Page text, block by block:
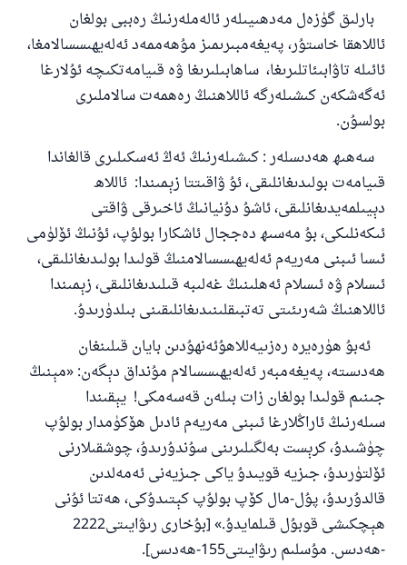
بارلىق گۈزەل مەدھىيىلەر ئالەملەرنىڭ رەببى بولغان
ئاللاھقا خاستۇر، پەيغەمبىرىمىز مۇھەممەد ئەلەيھىسسالامغا،
ئائىلە تاۋابىئاتلىرىغا، ساھابىلىرىغا ۋە قىيامەتكىچە ئۇلارغا
ئەگەشكەن كىشىلەرگە ئاللاھنىڭ رەھمەت سالاملىرى
بولسۇن.
سەھىھ ھەدىسلەر:كىشىلەرنىڭ ئەڭ ئەسكىلىرى قالغاندا
قىيامەت بولىدىغانلىقى، ئۇ ۋاقىتتا زېمىندا: ئاللاھ
دېيىلمەيدىغانلىقى، ئاشۇ دۇنيانىڭ ئاخىرقى ۋاقتى
ئىكەنلىكى، بۇ مەسىھ دەججال ئاشكارا بولۇپ، ئۇنىڭ ئۆلۈمى
ئىسا ئىبنى مەريەم ئەلەيھىسسالامنىڭ قولىدا بولىدىغانلىقى،
ئىسلام ۋە ئىسلام ئەھلىنىڭ غەلىبە قىلىدىغانلىقى، زېمىندا
ئاللاھنىڭ شەرىئىتى تەتبىقلىنىدىغانلىقىنى بىلدۈرىدۇ.
ئەبۇ ھۈرەيرە رەزىيەللاھۇئەنھۇدىن بايان قىلىنغان
ھەدىستە، پەيغەمبەر ئەلەيھىسسالام مۇنداق دېگەن:«مېنىڭ
جىنىم قولىدا بولغان زات بىلەن قەسەمكى! يېقىندا
سىلەرنىڭ ئاراڭلارغا ئىبنى مەريەم ئادىل ھۆكۈمدار بولۇپ
چۈشىدۇ، كرېست بەلگىلىرىنى سۇندۇرىدۇ، چوشقىلارنى
ئۆلتۈرىدۇ، جىزيە قويىدۇ ياكى جىزيەنى ئەمەلدىن
قالدۇرىدۇ، پۇل-مال كۆپ بولۇپ كېتىدۇكى، ھەتتا ئۇنى
ھېچكىشى قوبۇل قىلمايدۇ.» [بۇخارى رىۋايىتى2222
-ھەدىس. مۇسلىم رىۋايىتى155-ھەدىس].